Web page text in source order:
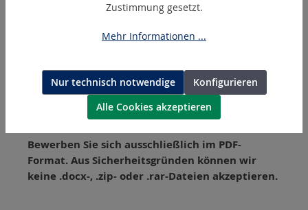
HOLGER CLASEN GmbH & Co. KG
22297 Hamburg
Bitte beachten:
Bewerben Sie sich ausschließlich im PDF-
Format. Aus Sicherheitsgründen können wir
keine .docx-, .zip- oder .rar-Dateien akzeptieren.
Zustimmung gesetzt.
Mehr Informationen ...
Nur technisch notwendige
Konfigurieren
Alle Cookies akzeptieren